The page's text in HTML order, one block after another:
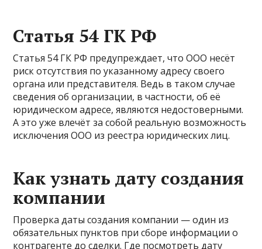
Статья 54 ГК РФ
Статья 54 ГК РФ предупреждает, что ООО несёт
риск отсутствия по указанному адресу своего
органа или представителя. Ведь в таком случае
сведения об организации, в частности, об её
юридическом адресе, являются недостоверными.
А это уже влечёт за собой реальную возможность
исключения ООО из реестра юридических лиц.
Как узнать дату создания
компании
Проверка даты создания компании — один из
обязательных пунктов при сборе информации о
контрагенте до сделки. Где посмотреть дату